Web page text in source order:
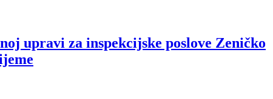
upravi za inspekcijske poslove Zeničko